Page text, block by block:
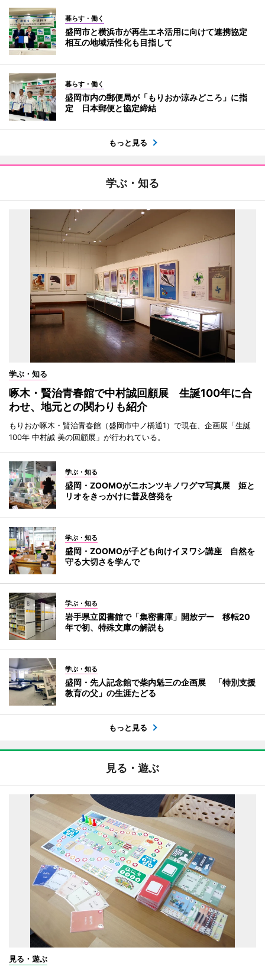
暮らす・働く
盛岡市と横浜市が再生エネ活用に向けて連携協定
相互の地域活性化も目指して
暮らす・働く
盛岡市内の郵便局が「もりおか涼みどころ」に指
定 日本郵便と協定締結
もっと見る
学ぶ・知る
学ぶ・知る
啄木・賢治青春館で中村誠回顧展 生誕100年に合
わせ、地元との関わりも紹介
もりおか啄木・賢治青春館（盛岡市中ノ橋通1）で現在、企画展「生誕
100年 中村誠 美の回顧展」が行われている。
学ぶ・知る
盛岡・ZOOMOがニホンツキノワグマ写真展 姫と
リオをきっかけに普及啓発を
学ぶ・知る
盛岡・ZOOMOが子ども向けイヌワシ講座 自然を
守る大切さを学んで
学ぶ・知る
岩手県立図書館で「集密書庫」開放デー 移転20
年で初、特殊文庫の解説も
学ぶ・知る
盛岡・先人記念館で柴内魁三の企画展 「特別支援
教育の父」の生涯たどる
もっと見る
見る・遊ぶ
見る・遊ぶ